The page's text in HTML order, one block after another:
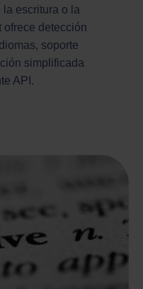
escritura o la
ofrece detección
soporte
simplificada
API.